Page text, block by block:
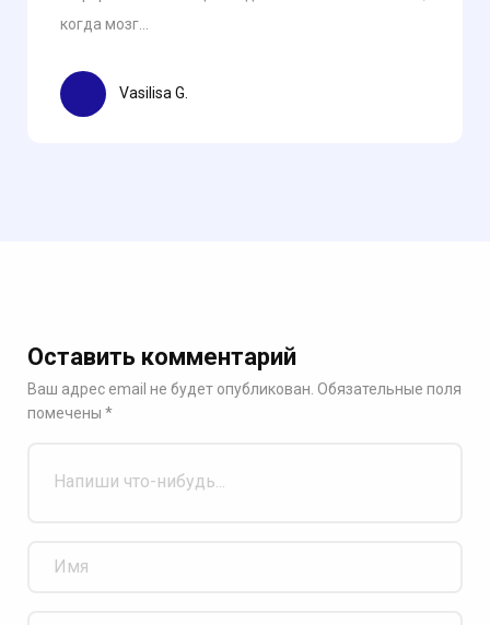
когда мозг...
Vasilisa G.
Оставить комментарий
Ваш адрес email не будет опубликован. Обязательные поля
помечены *